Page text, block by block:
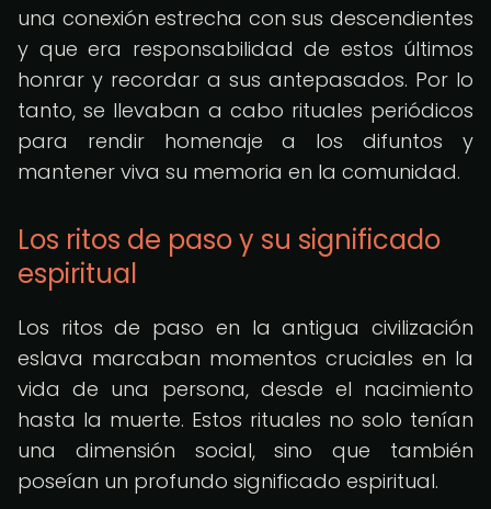
una conexión estrecha con sus descendientes
y que era responsabilidad de estos últimos
honrar y recordar a sus antepasados. Por lo
tanto, se llevaban a cabo rituales periódicos
para rendir homenaje a los difuntos y
mantener viva su memoria en la comunidad.
Los ritos de paso y su significado
espiritual
Los ritos de paso en la antigua civilización
eslava marcaban momentos cruciales en la
vida de una persona, desde el nacimiento
hasta la muerte. Estos rituales no solo tenían
una dimensión social, sino que también
poseían un profundo significado espiritual.